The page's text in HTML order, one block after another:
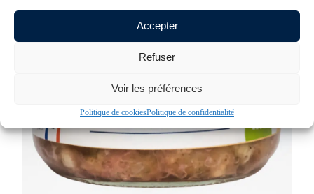
Accepter
Refuser
Voir les préférences
Politique de cookiesPolitique de confidentialité